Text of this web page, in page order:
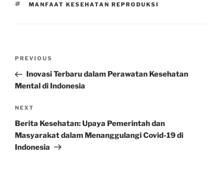
TAGS
MANFAAT KESEHATAN REPRODUKSI
Previous
Post
PREVIOUS
Inovasi Terbaru dalam Perawatan Kesehatan
Mental di Indonesia
Next
Post
NEXT
Berita Kesehatan: Upaya Pemerintah dan
Masyarakat dalam Menanggulangi Covid-19 di
Indonesia